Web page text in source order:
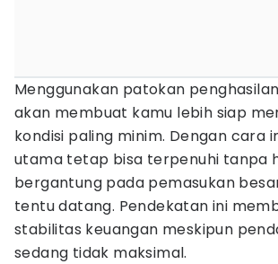
Menggunakan patokan
akan membuat kamu lebih siap
kondisi paling minim. Dengan cara
utama tetap bisa terpenuhi tanpa
bergantung pada pemasukan
tentu datang. Pendekatan ini
stabilitas keuangan meskipun
sedang tidak maksimal.